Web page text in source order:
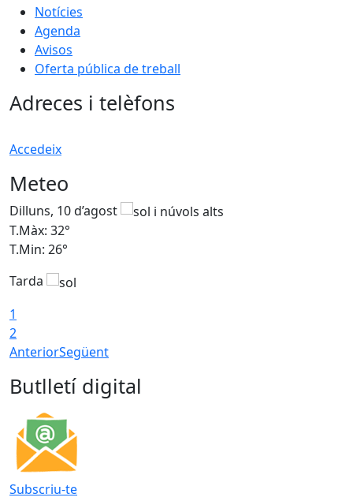
Notícies
Agenda
Avisos
Oferta pública de treball
Adreces i telèfons
Accedeix
Meteo
Dilluns, 10 d’agost
T.Màx: 32°
T.Min: 26°
Tarda
1
2
AnteriorSegüent
Butlletí digital
Subscriu-te